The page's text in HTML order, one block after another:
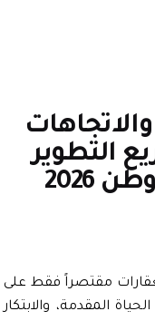
العقارات مقتصراً فقط على
والابتكار